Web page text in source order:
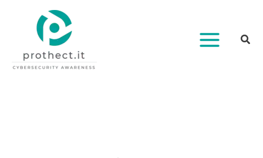
contenuto